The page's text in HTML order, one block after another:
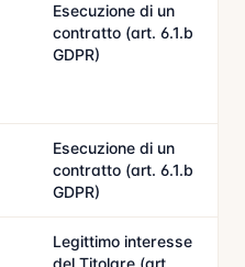
Esecuzione di un
contratto (art. 6.1.b
GDPR)
Esecuzione di un
contratto (art. 6.1.b
GDPR)
Legittimo interesse
del Titolare (art.